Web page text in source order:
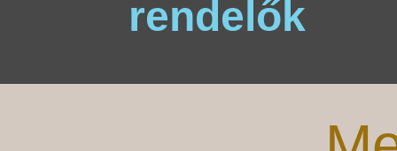
rendelők